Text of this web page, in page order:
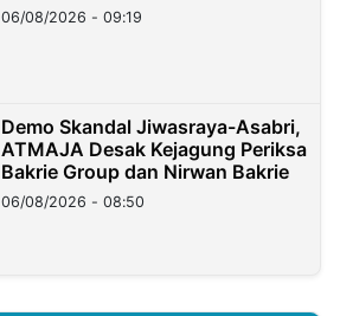
06/08/2026 - 09:19
Demo Skandal Jiwasraya-Asabri,
ATMAJA Desak Kejagung Periksa
Bakrie Group dan Nirwan Bakrie
06/08/2026 - 08:50